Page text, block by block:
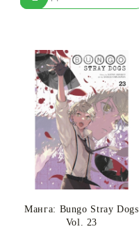
RON
Манга: Bungo Stray Dogs
Vol. 23